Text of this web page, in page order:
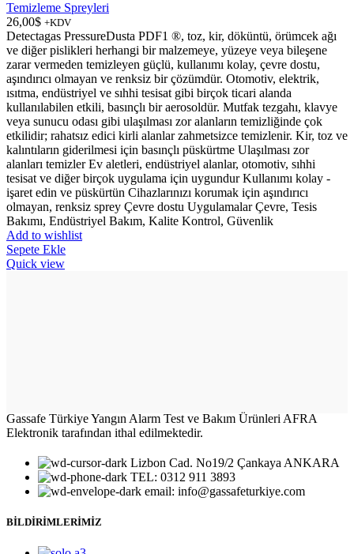
Temizleme Spreyleri
26,00$ +KDV
Detectagas PressureDusta PDF1 ®, toz, kir, döküntü, örümcek ağı
ve diğer pislikleri herhangi bir malzemeye, yüzeye veya bileşene
zarar vermeden temizleyen güçlü, kullanımı kolay, çevre dostu,
aşındırıcı olmayan ve renksiz bir çözümdür. Otomotiv, elektrik,
ısıtma, endüstriyel ve sıhhi tesisat gibi birçok ticari alanda
kullanılabilen etkili, basınçlı bir aerosoldür. Mutfak tezgahı, klavye
veya sunucu odası gibi ulaşılması zor alanların temizliğinde çok
etkilidir; rahatsız edici kirli alanlar zahmetsizce temizlenir. Kir, toz ve
kalıntıların giderilmesi için basınçlı püskürtme Ulaşılması zor
alanları temizler Ev aletleri, endüstriyel alanlar, otomotiv, sıhhi
tesisat ve diğer birçok uygulama için uygundur Kullanımı kolay -
işaret edin ve püskürtün Cihazlarınızı korumak için aşındırıcı
olmayan, renksiz sprey Çevre dostu Uygulamalar Çevre, Tesis
Bakımı, Endüstriyel Bakım, Kalite Kontrol, Güvenlik
Add to wishlist
Sepete Ekle
Quick view
Gassafe Türkiye Yangın Alarm Test ve Bakım Ürünleri AFRA
Elektronik tarafından ithal edilmektedir.
Lizbon Cad. No19/2 Çankaya ANKARA
TEL: 0312 911 3893
email: info@gassafeturkiye.com
BİLDİRİMLERİMİZ